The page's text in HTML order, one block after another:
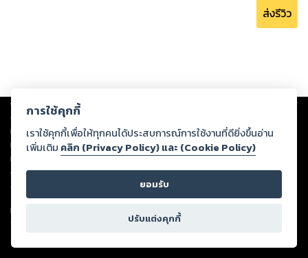
ส่งรีวิว
Copyright © 2026
ต่อผลงานหรือเนื้อหาใดที่อัปโหลดผ่านเว็บไซต์และปรากฏว่าละเมิดสิทธิใน
ทรัพย์สินทางปัญญาของบุคคลอื่นหรือขัดต่อกฎหมายและศีลธรรม ดังนั้น ผู้อ่าน
ทุกท่านโปรดใช้วิจารณญาณในการกลั่นกรองด้วยตนเอง และหากท่านพบว่าส่วน
หนึ่งส่วนใดขัดต่อกฎหมายและศีลธรรม กรุณาแจ้งมายังบริษัท เพื่อทีมงานจะได้
ดำเนินการในทันที ทั้งนี้ ทางสตอรี่ล็อกขอสงวนลิขสิทธิ์ตามพระราชบัญญัติ
ลิขสิทธิ์ พ.ศ. 2537 (ฉบับล่าสุด)
For support: member@ookbee.com
Version
การใช้คุกกี้
เราใช้คุกกี้เพื่อให้ทุกคนได้ประสบการณ์การใช้งานที่ดียิ่งขึ้นอ่าน
เพิ่มเติม คลิก (Privacy Policy) และ (Cookie Policy)
ยอมรับ
ปรับแต่งคุกกี้